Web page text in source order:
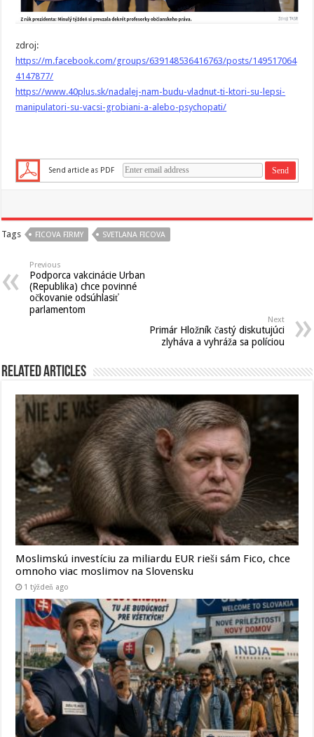
zdroj:
https://m.facebook.com/groups/639148536416763/posts/149517064
4147877/
https://www.40plus.sk/nadalej-nam-budu-vladnut-ti-ktori-su-lepsi-
manipulatori-su-vacsi-grobiani-a-alebo-psychopati/
Send article as PDF
Tags FICOVA FIRMY SVETLANA FICOVA
Previous
Podporca vakcinácie Urban
(Republika) chce povinné
očkovanie odsúhlasiť
parlamentom
Next
Primár Hložník častý diskutujúci
zlyháva a vyhráža sa políciou
Related Articles
Moslimskú investíciu za miliardu EUR rieši sám Fico, chce
omnoho viac moslimov na Slovensku
1 týždeň ago